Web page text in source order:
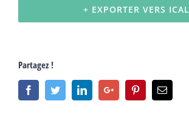
+ EXPORTER VERS ICAL
Partagez !
FacebookTwitterLinkedinGoogle+ PinterestEmail